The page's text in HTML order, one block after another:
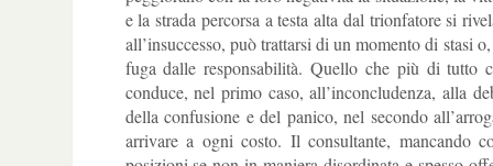
e la strada percorsa a testa alta dal trionfatore si
all’insuccesso, può trattarsi di un momento di stasi
fuga dalle responsabilità. Quello che più di tutto
conduce, nel primo caso, all’inconcludenza, alla
della confusione e del panico, nel secondo
arrivare a ogni costo. Il consultante, mancando